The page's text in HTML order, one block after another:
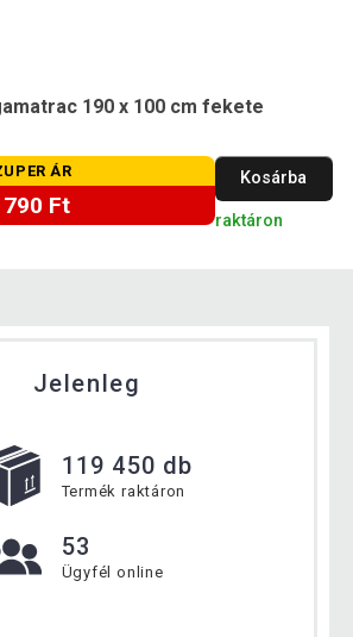
190 x 100 cm fekete
ÁR
790 Ft
Kosárba
raktáron
Jelenleg
119 450 db
Termék raktáron
53
Ügyfél online